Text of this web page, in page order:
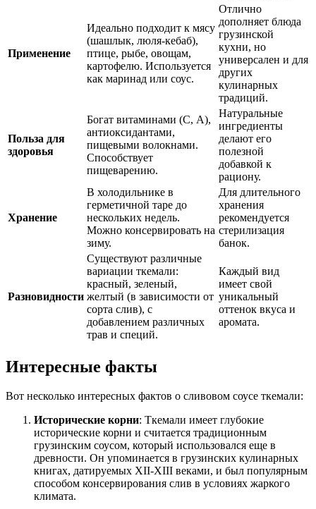
Применение
Идеально подходит к мясу
(шашлык, люля-кебаб),
птице, рыбе, овощам,
картофелю. Используется
как маринад или соус.
Отлично
дополняет блюда
грузинской
кухни, но
универсален и для
других
кулинарных
традиций.
Польза для
здоровья
Богат витаминами (С, А),
антиоксидантами,
пищевыми волокнами.
Способствует
пищеварению.
Натуральные
ингредиенты
делают его
полезной
добавкой к
рациону.
Хранение
В холодильнике в
герметичной таре до
нескольких недель.
Можно консервировать на
зиму.
Для длительного
хранения
рекомендуется
стерилизация
банок.
Разновидности
Существуют различные
вариации ткемали:
красный, зеленый,
желтый (в зависимости от
сорта слив), с
добавлением различных
трав и специй.
Каждый вид
имеет свой
уникальный
оттенок вкуса и
аромата.
Интересные факты
Вот несколько интересных фактов о сливовом соусе ткемали:
Исторические корни: Ткемали имеет глубокие
исторические корни и считается традиционным
грузинским соусом, который использовался еще в
древности. Он упоминается в грузинских кулинарных
книгах, датируемых XII-XIII веками, и был популярным
способом консервирования слив в условиях жаркого
климата.